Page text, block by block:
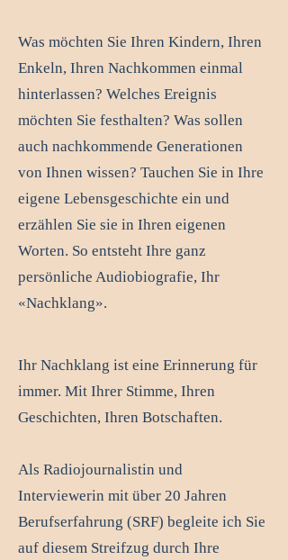
Was möchten Sie Ihren Kindern, Ihren
Enkeln, Ihren Nachkommen einmal
hinterlassen? Welches Ereignis
möchten Sie festhalten? Was sollen
auch nachkommende Generationen
von Ihnen wissen? Tauchen Sie in Ihre
eigene Lebensgeschichte ein und
erzählen Sie sie in Ihren eigenen
Worten. So entsteht Ihre ganz
persönliche Audiobiografie, Ihr
«Nachklang».​
Ihr Nachklang ist eine Erinnerung für
immer. Mit Ihrer Stimme, Ihren
Geschichten, Ihren Botschaften.
Als Radiojournalistin und
Interviewerin mit über 20 Jahren
Berufserfahrung (SRF) begleite ich Sie
auf diesem Streifzug durch Ihre